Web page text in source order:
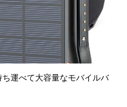
運べて大容量なモバイルバ